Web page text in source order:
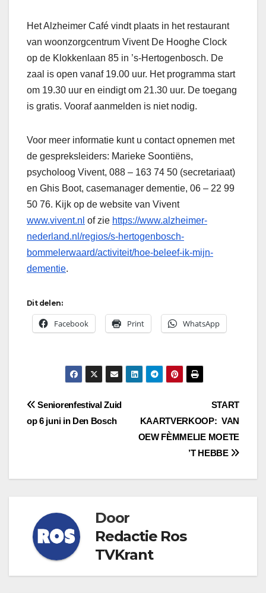
Het Alzheimer Café vindt plaats in het restaurant
van woonzorgcentrum Vivent De Hooghe Clock
op de Klokkenlaan 85 in ’s-Hertogenbosch. De
zaal is open vanaf 19.00 uur. Het programma start
om 19.30 uur en eindigt om 21.30 uur. De toegang
is gratis. Vooraf aanmelden is niet nodig.
Voor meer informatie kunt u contact opnemen met
de gespreksleiders: Marieke Soontiëns,
psycholoog Vivent, 088 – 163 74 50 (secretariaat)
en Ghis Boot, casemanager dementie, 06 – 22 99
50 76. Kijk op de website van Vivent
www.vivent.nl of zie https://www.alzheimer-
nederland.nl/regios/s-hertogenbosch-
bommelerwaard/activiteit/hoe-beleef-ik-mijn-
dementie.
Dit delen:
Facebook Print WhatsApp
Bericht
navigatie
START
KAARTVERKOOP: VAN
OEW FÈMMELIE MOETE
’T HEBBE
Seniorenfestival Zuid
op 6 juni in Den Bosch
Door
Redactie Ros
TVKrant